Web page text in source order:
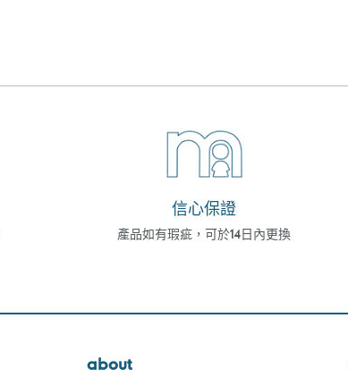
信心保證
產品如有瑕疵，可於14日內更換
about